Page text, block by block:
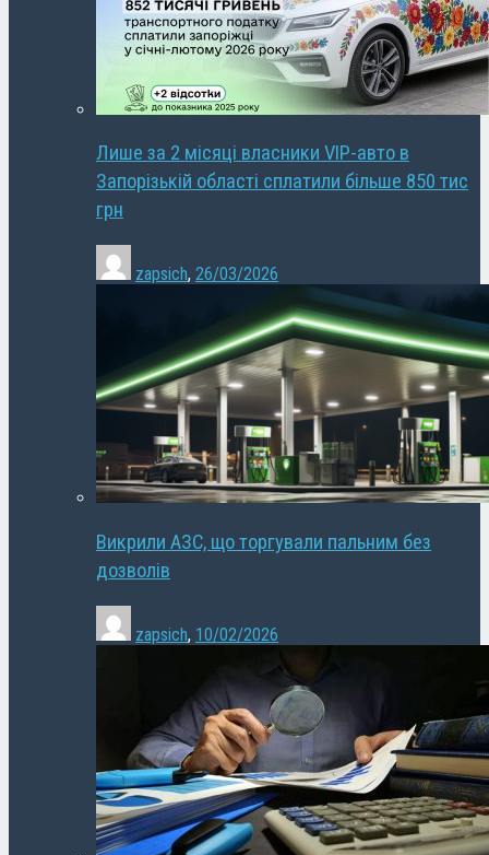
Лише за 2 місяці власники VIP-авто в
Запорізькій області сплатили більше 850 тис
грн
zapsich, 26/03/2026
Викрили АЗС, що торгували пальним без
дозволів
zapsich, 10/02/2026